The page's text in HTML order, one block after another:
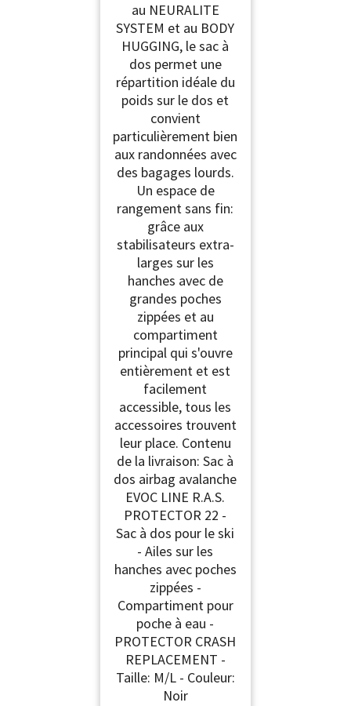
au NEURALITE
SYSTEM et au BODY
HUGGING, le sac à
dos permet une
répartition idéale du
poids sur le dos et
convient
particulièrement bien
aux randonnées avec
des bagages lourds.
Un espace de
rangement sans fin:
grâce aux
stabilisateurs extra-
larges sur les
hanches avec de
grandes poches
zippées et au
compartiment
principal qui s'ouvre
entièrement et est
facilement
accessible, tous les
accessoires trouvent
leur place. Contenu
de la livraison: Sac à
dos airbag avalanche
EVOC LINE R.A.S.
PROTECTOR 22 -
Sac à dos pour le ski
- Ailes sur les
hanches avec poches
zippées -
Compartiment pour
poche à eau -
PROTECTOR CRASH
REPLACEMENT -
Taille: M/L - Couleur:
Noir